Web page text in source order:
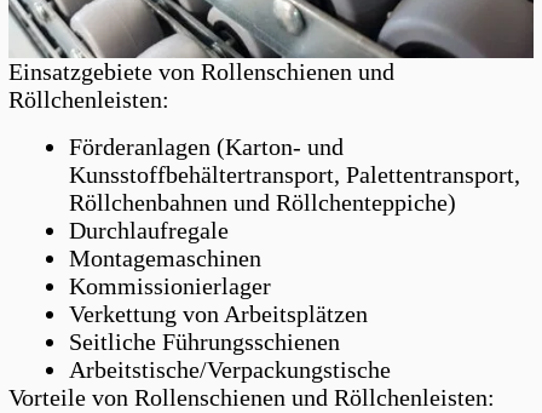
Einsatzgebiete von Rollenschienen und
Röllchenleisten:
Förderanlagen (Karton- und
Kunsstoffbehältertransport, Palettentransport,
Röllchenbahnen und Röllchenteppiche)
Durchlaufregale
Montagemaschinen
Kommissionierlager
Verkettung von Arbeitsplätzen
Seitliche Führungsschienen
Arbeitstische/Verpackungstische
Vorteile von Rollenschienen und Röllchenleisten: